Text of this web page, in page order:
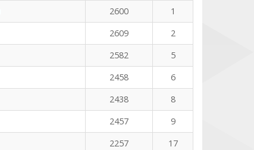
2600
1
2609
2
2582
5
2458
6
2438
8
2457
9
2257
17